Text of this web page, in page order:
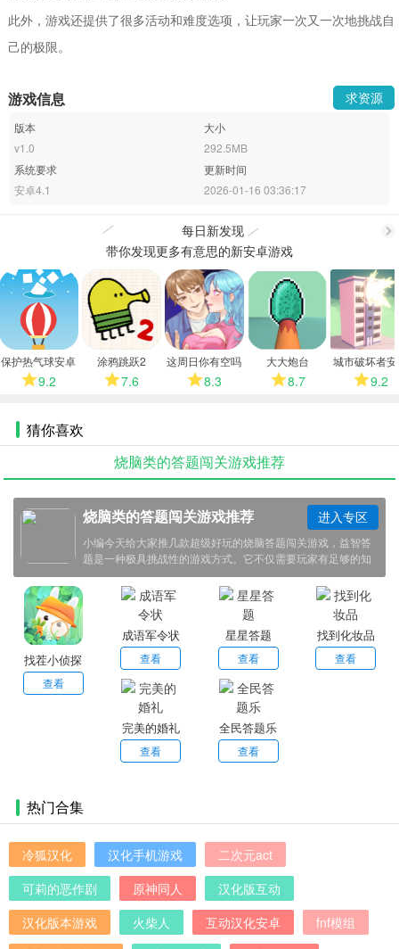
此外，游戏还提供了很多活动和难度选项，让玩家一次又一次地挑战自
己的极限。
游戏信息 求资源
版本
v1.0
大小
292.5MB
系统要求
安卓4.1
更新时间
2026-01-16 03:36:17
每日新发现
多
带你发现更多有意思的新安卓游戏
保护热气球安卓
版9.2
涂鸦跳跃2
7.6
这周日你有空吗
安卓版
8.3
大大炮台
8.7
城市破坏者
版9.2
猜你喜欢
烧脑类的答题闯关游戏推荐
烧脑类的答题闯关游戏推荐
小编今天给大家推几款超级好玩的烧脑答题闯关游戏，益智答
题是一种极具挑战性的游戏方式。它不仅需要玩家有足够的知
识储备，还需要玩家具备敏锐的观察力和逻辑思维能力。只有
通过一关又一关的挑战，才能最终获得胜利。
进入专区
找茬小侦探
查看
成语军令状
查看
星星答题
查看
找到化妆品
查看
完美的婚礼
查看
全民答题乐
查看
热门合集
冷狐汉化 汉化手机游戏
二次元act
可莉的恶作剧
原神同人
汉化版互动
汉化版本游戏
火柴人 互动汉化安卓
fnf模组